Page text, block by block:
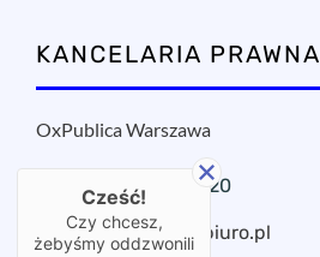
KANCELARIA PRAWNA
OxPublica Warszawa
+48 22 295 11 20
oxpublica@mbiuro.pl
Cześć!
Czy chcesz,
żebyśmy oddzwonili